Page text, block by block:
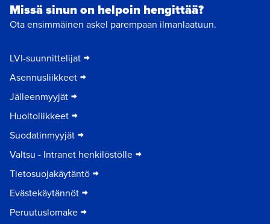
Missä sinun on helpoin hengittää?
Ota ensimmäinen askel parempaan ilmanlaatuun.
LVI-suunnittelijat
Asennusliikkeet
Jälleenmyyjät
Huoltoliikkeet
Suodatinmyyjät
Valtsu - Intranet henkilöstölle
Tietosuojakäytäntö
Evästekäytännöt
Peruutuslomake